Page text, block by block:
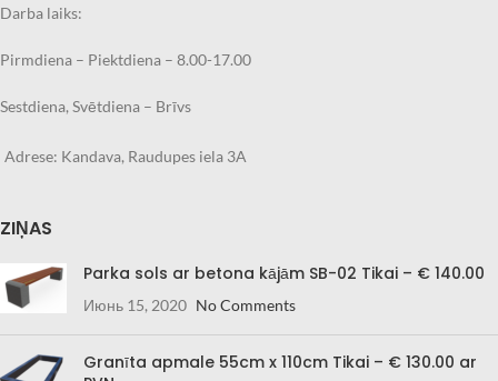
Darba laiks:
Pirmdiena – Piektdiena – 8.00-17.00
Sestdiena, Svētdiena – Brīvs
Adrese: Kandava, Raudupes iela 3A
ZIŅAS
Parka sols ar betona kājām SB-02 Tikai – € 140.00
Июнь 15, 2020 No Comments
Granīta apmale 55cm x 110cm Tikai – € 130.00 ar